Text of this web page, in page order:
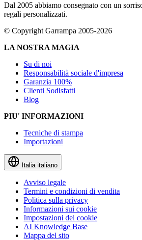
Dal 2005 abbiamo consegnato con un
regali personalizzati.
© Copyright Garrampa 2005-2026
LA NOSTRA MAGIA
Su di noi
Responsabilità sociale d'impresa
Garanzia 100%
Clienti Sodisfatti
Blog
PIU' INFORMAZIONI
Tecniche di stampa
Importazioni
Italia italiano
Avviso legale
Termini e condizioni di vendita
Politica sulla privacy
Informazioni sui cookie
Impostazioni dei cookie
AI Knowledge Base
Mappa del sito